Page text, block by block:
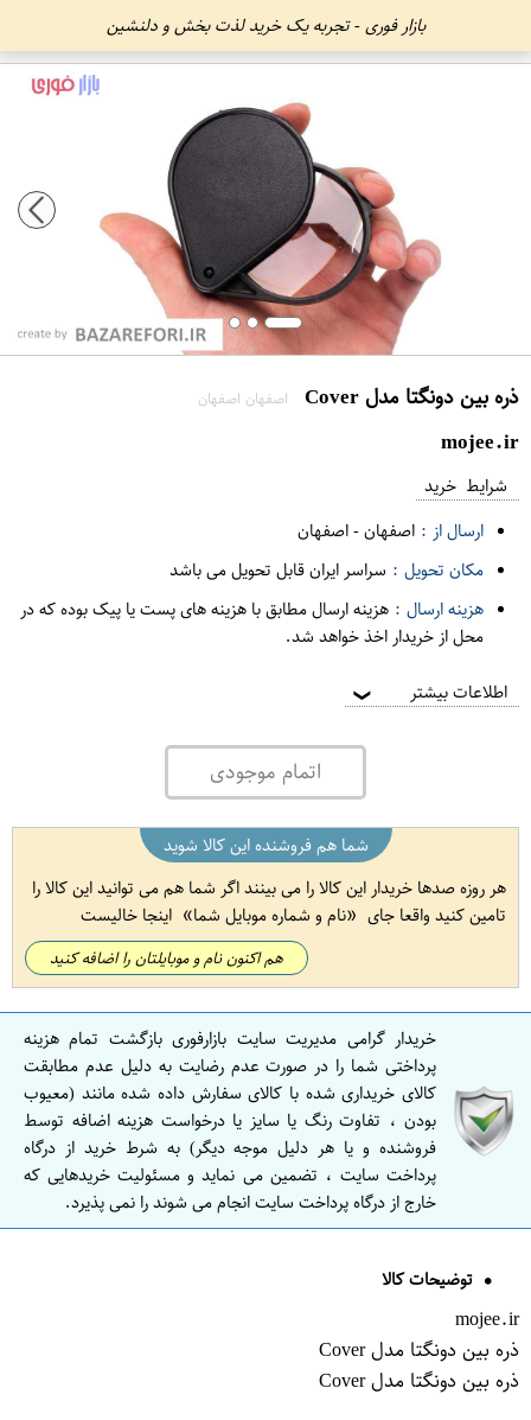
بازار فوری - تجربه یک خرید لذت بخش و دلنشین
ذره بین دونگتا مدل Cover اصفهان اصفهان
mojee.ir
شرایط خرید
ارسال از : اصفهان-اصفهان
مکان تحویل : سراسر ایران قابل تحویل می باشد
هزینه ارسال : هزینه ارسال مطابق با هزینه های پست یا پیک بوده که در
محل از خریدار اخذ خواهد شد.
اطلاعات بیشتر ❯
اتمام موجودی
شما هم فروشنده این کالا شوید
هر روزه صدها خریدار این کالا را می بینند اگر شما هم می توانید این کالا را
تامین کنید واقعا جای
نام و شماره موبایل شما اینجا خالیست
هم اکنون نام و موبایلتان را اضافه کنید
خریدار گرامی مدیریت سایت بازارفوری بازگشت تمام هزینه
پرداختی شما را در صورت عدم رضایت به دلیل عدم مطابقت
کالای خریداری شده با کالای سفارش داده شده مانند (معیوب
بودن ، تفاوت رنگ یا سایز یا درخواست هزینه اضافه توسط
فروشنده و یا هر دلیل موجه دیگر) به شرط خرید از درگاه
پرداخت سایت ، تضمین می نماید و مسئولیت خریدهایی که
خارج از درگاه پرداخت سایت انجام می شوند را نمی پذیرد.
توضیحات کالا
mojee.ir
ذره بین دونگتا مدل Cover
ذره بین دونگتا مدل Cover